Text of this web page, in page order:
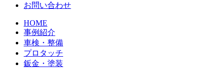
お問い合わせ
HOME
事例紹介
車検・整備
プロタッチ
鈑金・塗装